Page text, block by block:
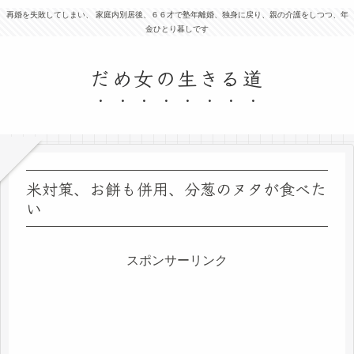
再婚を失敗してしまい、 家庭内別居後、６６才で塾年離婚、独身に戻り、親の介護をしつつ、年
金ひとり暮しです
だめ女の生きる道
米対策、お餅も併用、分葱のヌタが食べた
い
スポンサーリンク